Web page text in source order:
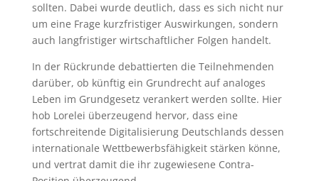
sollten. Dabei wurde deutlich, dass es sich nicht nur
um eine Frage kurzfristiger Auswirkungen, sondern
auch langfristiger wirtschaftlicher Folgen handelt.
In der Rückrunde debattierten die Teilnehmenden
darüber, ob künftig ein Grundrecht auf analoges
Leben im Grundgesetz verankert werden sollte. Hier
hob Lorelei überzeugend hervor, dass eine
fortschreitende Digitalisierung Deutschlands dessen
internationale Wettbewerbsfähigkeit stärken könne,
und vertrat damit die ihr zugewiesene Contra-